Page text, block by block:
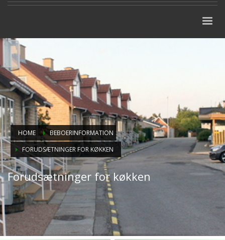
HOME
BEBOERINFORMATION
FORUDSÆTNINGER FOR KØKKEN
Forudsætninger for køkken